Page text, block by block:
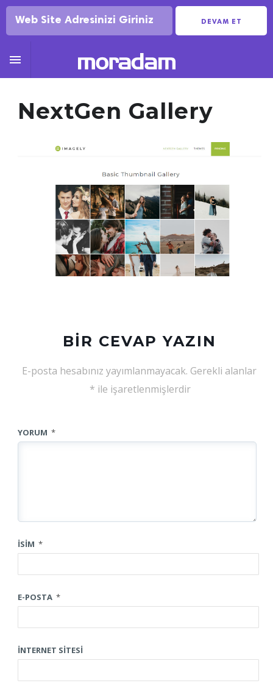
DEVAM ET

NextGen Gallery
BIR CEVAP YAZIN
E-posta hesabınız yayımlanmayacak. Gerekli alanlar
* ile işaretlenmişlerdir
YORUM *
İSIM *
E-POSTA *
İNTERNET SITESI